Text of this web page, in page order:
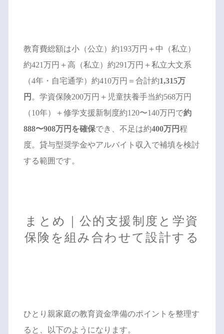
教育費総額は小（公立）約193万円＋中（私立）
約421万円＋高（私立）約291万円＋私立大文系
（4年・自宅通学）約410万円＝合計約1,315万
円 。学資保険200万円＋児童扶養手当約568万円
（10年）＋修学支援新制度約120〜140万円で約
888〜908万円を確保でき、不足は約400万円程
度。貸与型奨学金やアルバイト収入で補填を検討
する範囲です。
まとめ｜公的支援制度と学資
保険を組み合わせて設計する
ひとり親家庭の教育資金準備のポイントを整理す
ると、以下のようになります。